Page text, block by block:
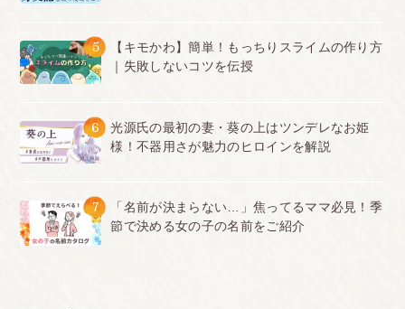
5
【キモかわ】簡単！もっちりスライムの作り方
｜失敗しないコツを伝授
6
光源氏の最初の妻・葵の上はツンデレなお姫
様！不器用さが魅力のヒロインを解説
7
「名前が決まらない…」焦ってるママ必見！季
節で決める女の子の名前をご紹介